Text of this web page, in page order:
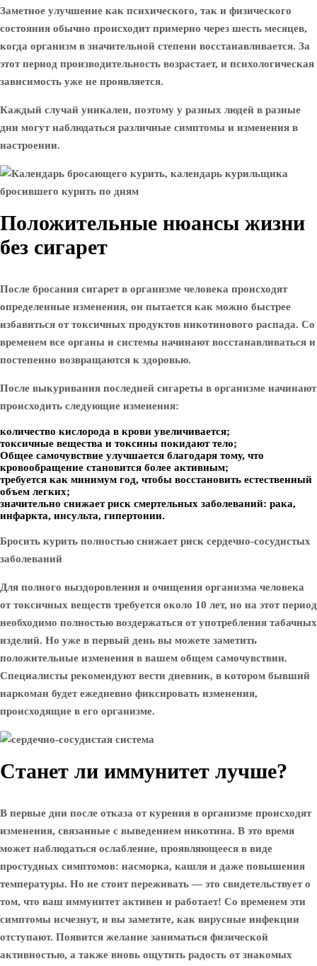
Заметное улучшение как психического, так и физического
состояния обычно происходит примерно через шесть месяцев,
когда организм в значительной степени восстанавливается. За
этот период производительность возрастает, и психологическая
зависимость уже не проявляется.
Каждый случай уникален, поэтому у разных людей в разные
дни могут наблюдаться различные симптомы и изменения в
настроении.
Положительные нюансы жизни
без сигарет
После бросания сигарет в организме человека происходят
определенные изменения, он пытается как можно быстрее
избавиться от токсичных продуктов никотинового распада. Со
временем все органы и системы начинают восстанавливаться и
постепенно возвращаются к здоровью.
После выкуривания последней сигареты в организме начинают
происходить следующие изменения:
количество кислорода в крови увеличивается;
токсичные вещества и токсины покидают тело;
Общее самочувствие улучшается благодаря тому, что
кровообращение становится более активным;
требуется как минимум год, чтобы восстановить естественный
объем легких;
значительно снижает риск смертельных заболеваний: рака,
инфаркта, инсульта, гипертонии.
Бросить курить полностью снижает риск сердечно-сосудистых
заболеваний
Для полного выздоровления и очищения организма человека
от токсичных веществ требуется около 10 лет, но на этот период
необходимо полностью воздержаться от употребления табачных
изделий. Но уже в первый день вы можете заметить
положительные изменения в вашем общем самочувствии.
Специалисты рекомендуют вести дневник, в котором бывший
наркоман будет ежедневно фиксировать изменения,
происходящие в его организме.
Станет ли иммунитет лучше?
В первые дни после отказа от курения в организме происходят
изменения, связанные с выведением никотина. В это время
может наблюдаться ослабление, проявляющееся в виде
простудных симптомов: насморка, кашля и даже повышения
температуры. Но не стоит переживать — это свидетельствует о
том, что ваш иммунитет активен и работает! Со временем эти
симптомы исчезнут, и вы заметите, как вирусные инфекции
отступают. Появится желание заниматься физической
активностью, а также вновь ощутить радость от знакомых